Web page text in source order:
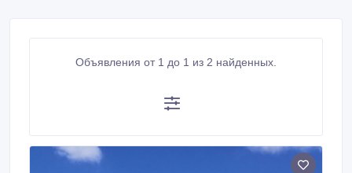
Объявления от 1 до 1 из 2 найденных.